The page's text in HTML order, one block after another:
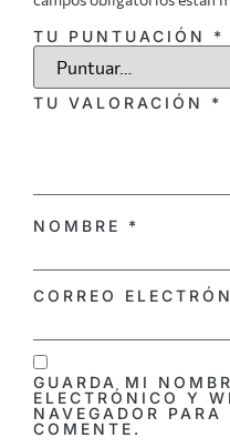
TU PUNTUACIÓN *
TU VALORACIÓN *
NOMBRE *
CORREO
GUARDA MI
ELECTRÓNICO Y
NAVEGADOR
COMENTE.